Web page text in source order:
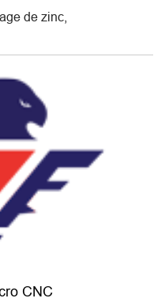
de zinc,
CNC